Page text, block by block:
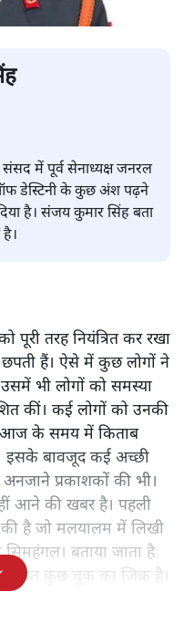
संसद में पूर्व सेनाध्यक्ष जनरल
डेस्टिनी के कुछ अंश पढ़ने
है। संजय कुमार सिंह बता
पूरी तरह नियंत्रित कर रखा
हैं। ऐसे में कुछ लोगों ने
भी लोगों को समस्या
कीं। कई लोगों को उनकी
आज के समय में किताब
इसके बावजूद कई अच्छी
प्रकाशकों की भी।
आने की खबर है। पहली
है जो मलयालम में लिखी
बताया जाता है
कुछ चूक का जिक्र है।